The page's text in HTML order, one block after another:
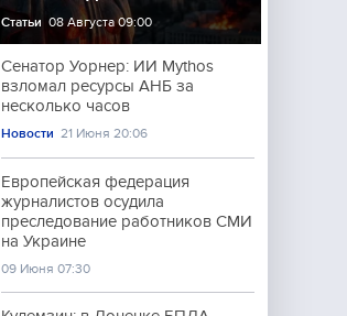
Статьи 08 Августа 09:00
Сенатор Уорнер: ИИ Mythos
взломал ресурсы АНБ за
несколько часов
Новости 21 Июня 20:06
Европейская федерация
журналистов осудила
преследование работников СМИ
на Украине
09 Июня 07:30